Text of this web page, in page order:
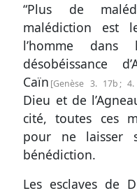
“Plus de
malédiction est
l’homme
désobéissance
Caïn Genèse 3. 17b ;
Dieu et de
cité, toutes ces
pour ne laisser
bénédiction.
Les esclaves de